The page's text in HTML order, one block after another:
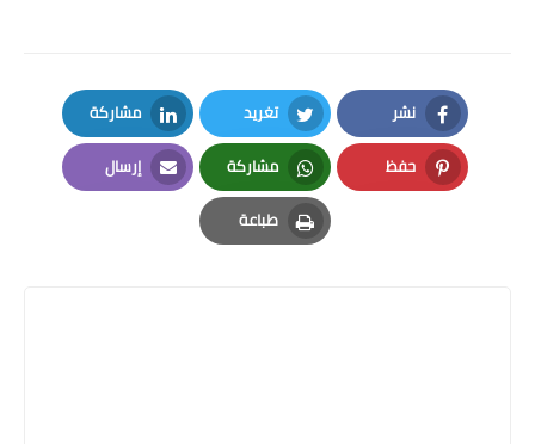
نشر
Facebook
تغريد
Twitter
مشاركة
LinkedIn
حفظ
Pinterest
مشاركة
Whatsapp
إرسال
Email
طباعة
Print